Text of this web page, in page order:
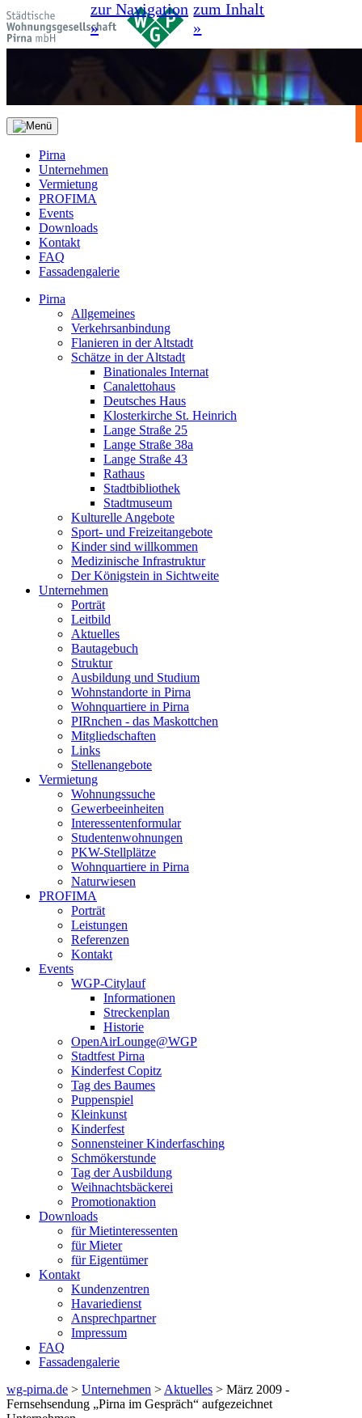
zur Navigation
»
zum Inhalt
»
Pirna
Unternehmen
Vermietung
PROFIMA
Events
Downloads
Kontakt
FAQ
Fassadengalerie
Pirna
Allgemeines
Verkehrsanbindung
Flanieren in der Altstadt
Schätze in der Altstadt
Binationales Internat
Canalettohaus
Deutsches Haus
Klosterkirche St. Heinrich
Lange Straße 25
Lange Straße 38a
Lange Straße 43
Rathaus
Stadtbibliothek
Stadtmuseum
Kulturelle Angebote
Sport- und Freizeitangebote
Kinder sind willkommen
Medizinische Infrastruktur
Der Königstein in Sichtweite
Unternehmen
Porträt
Leitbild
Aktuelles
Bautagebuch
Struktur
Ausbildung und Studium
Wohnstandorte in Pirna
Wohnquartiere in Pirna
PIRnchen - das Maskottchen
Mitgliedschaften
Links
Stellenangebote
Vermietung
Wohnungssuche
Gewerbeeinheiten
Interessentenformular
Studentenwohnungen
PKW-Stellplätze
Wohnquartiere in Pirna
Naturwiesen
PROFIMA
Porträt
Leistungen
Referenzen
Kontakt
Events
WGP-Citylauf
Informationen
Streckenplan
Historie
OpenAirLounge@WGP
Stadtfest Pirna
Kinderfest Copitz
Tag des Baumes
Puppenspiel
Kleinkunst
Kinderfest
Sonnensteiner Kinderfasching
Schmökerstunde
Tag der Ausbildung
Weihnachtsbäckerei
Promotionaktion
Downloads
für Mietinteressenten
für Mieter
für Eigentümer
Kontakt
Kundenzentren
Havariedienst
Ansprechpartner
Impressum
FAQ
Fassadengalerie
wg-pirna.de > Unternehmen > Aktuelles > März 2009 -
Fernsehsendung „Pirna im Gespräch“ aufgezeichnet